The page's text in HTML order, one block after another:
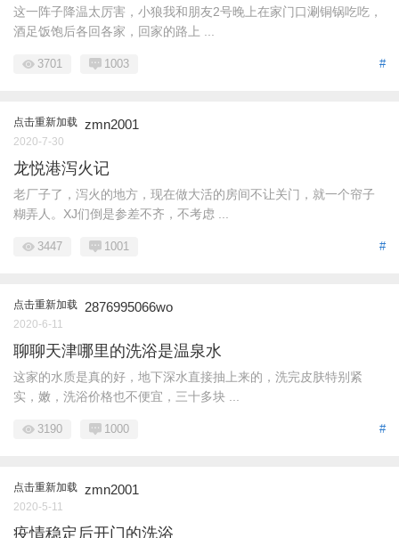
这一阵子降温太厉害，小狼我和朋友2号晚上在家门口涮铜锅吃吃，
酒足饭饱后各回各家，回家的路上 ...
#
3701 1003
点击重新加载 zmn2001
2020-7-30
龙悦港泻火记
老厂子了，泻火的地方，现在做大活的房间不让关门，就一个帘子
糊弄人。XJ们倒是参差不齐，不考虑 ...
#
3447 1001
点击重新加载 2876995066wo
2020-6-11
聊聊天津哪里的洗浴是温泉水
这家的水质是真的好，地下深水直接抽上来的，洗完皮肤特别紧
实，嫩，洗浴价格也不便宜，三十多块 ...
#
3190 1000
点击重新加载 zmn2001
2020-5-11
疫情稳定后开门的洗浴